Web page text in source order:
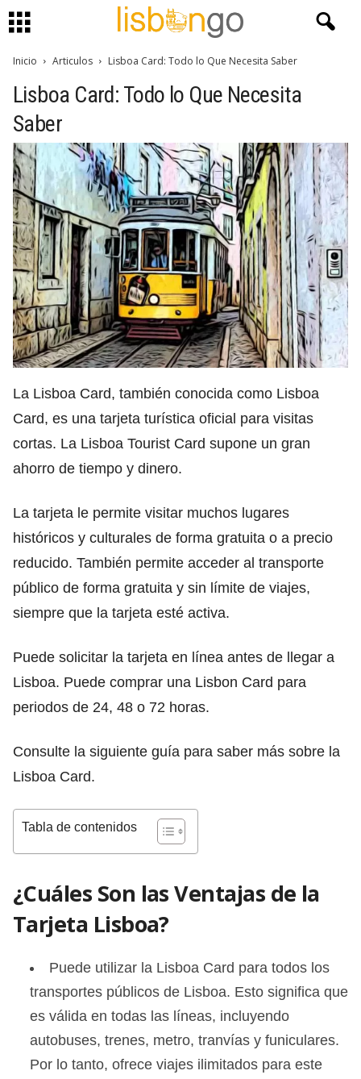
Inicio Articulos Lisboa Card: Todo lo Que Necesita Saber
Lisboa Card: Todo lo Que Necesita
Saber
La Lisboa Card, también conocida como Lisboa
Card, es una tarjeta turística oficial para visitas
cortas. La Lisboa Tourist Card supone un gran
ahorro de tiempo y dinero.
La tarjeta le permite visitar muchos lugares
históricos y culturales de forma gratuita o a precio
reducido. También permite acceder al transporte
público de forma gratuita y sin límite de viajes,
siempre que la tarjeta esté activa.
Puede solicitar la tarjeta en línea antes de llegar a
Lisboa. Puede comprar una Lisbon Card para
periodos de 24, 48 o 72 horas.
Consulte la siguiente guía para saber más sobre la
Lisboa Card.
Tabla de contenidos
¿Cuáles Son las Ventajas de la
Tarjeta Lisboa?
Puede utilizar la Lisboa Card para todos los
transportes públicos de Lisboa. Esto significa que
es válida en todas las líneas, incluyendo
autobuses, trenes, metro, tranvías y funiculares.
Por lo tanto, ofrece viajes ilimitados para este